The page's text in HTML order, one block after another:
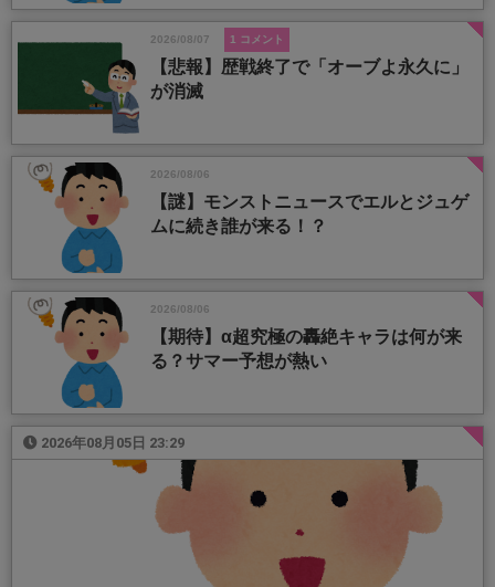
2026/08/07 1 コメント
【悲報】歴戦終了で「オーブよ永久に」
が消滅
2026/08/06
【謎】モンストニュースでエルとジュゲ
ムに続き誰が来る！？
2026/08/06
【期待】α超究極の轟絶キャラは何が来
る？サマー予想が熱い
2026年08月05日 23:29